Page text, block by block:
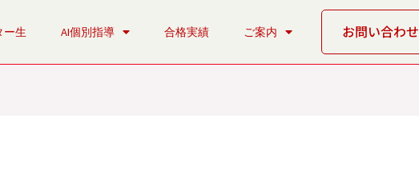
ー生 AI個別指導 合格実績 ご案内 お問い合わせ